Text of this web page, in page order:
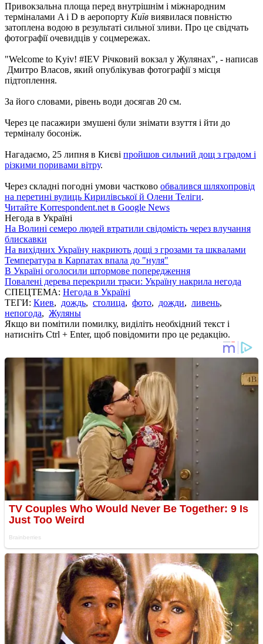
Привокзальна площа перед внутрішнім і міжнародним
терміналами A і D в аеропорту Київ виявилася повністю
затоплена водою в результаті сильної зливи. Про це свідчать
фотографії очевидців у соцмережах.
"Welcome to Kyiv! #IEV Річковий вокзал у Жулянах", - написав
Дмитро Власов, який опублікував фотографії з місця
підтоплення.
За його словами, рівень води досягав 20 см.
Через це пасажири змушені були знімати взуття і йти до
терміналу босоніж.
Нагадаємо, 25 липня в Києві пройшов сильний дощ з градом і
різкими поривами вітру.
Через складні погодні умови частково обвалився шляхопровід
на перетині вулиць Кирилівської й Олени Теліги.
Читайте Korrespondent.net в Google News
Негода в Україні
На Волині семеро людей втратили свідомість через влучання
блискавки
На вихідних Україну накриють дощі з грозами та шквалами
Температура в Карпатах впала до "нуля"
В Україні оголосили штормове попередження
Повалені дерева перекрили траси: Україну накрила негода
СПЕЦТЕМА: Негода в Україні
ТЕГИ: Киев, дождь, столица, фото, дожди, ливень,
непогода, Жуляны
Якщо ви помітили помилку, виділіть необхідний текст і
натисніть Ctrl + Enter, щоб повідомити про це редакцію.